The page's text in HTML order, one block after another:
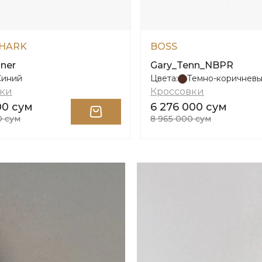
сум
сум
BOSS
Gary_Tenn_NBPR
Цвета: Темно-
Кроссовки
6 276 000 сум
8 965 000 сум